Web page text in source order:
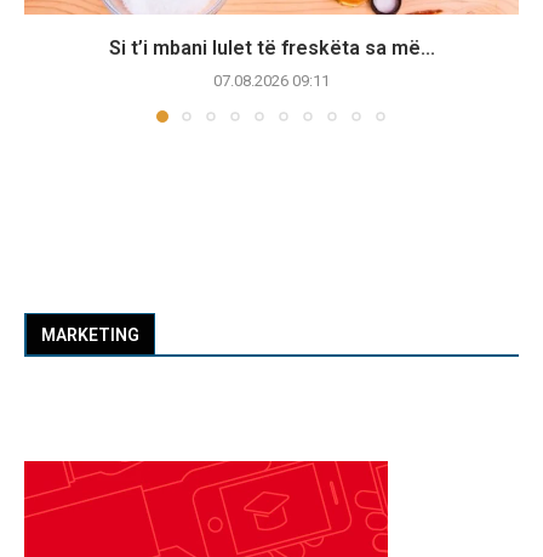
Si t’i mbani lulet të freskëta sa më...
07.08.2026 09:11
MARKETING